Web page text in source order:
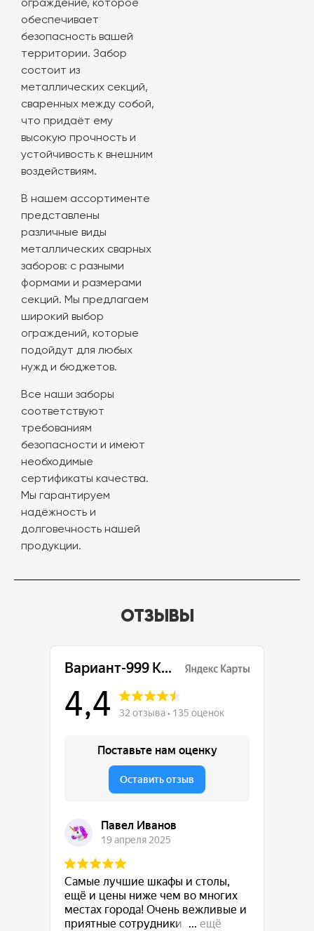
ограждение, которое
обеспечивает
безопасность вашей
территории. Забор
состоит из
металлических секций,
сваренных между собой,
что придаёт ему
высокую прочность и
устойчивость к внешним
воздействиям.
В нашем ассортименте
представлены
различные виды
металлических сварных
заборов: с разными
формами и размерами
секций. Мы предлагаем
широкий выбор
ограждений, которые
подойдут для любых
нужд и бюджетов.
Все наши заборы
соответствуют
требованиям
безопасности и имеют
необходимые
сертификаты качества.
Мы гарантируем
надёжность и
долговечность нашей
продукции.
ОТЗЫВЫ